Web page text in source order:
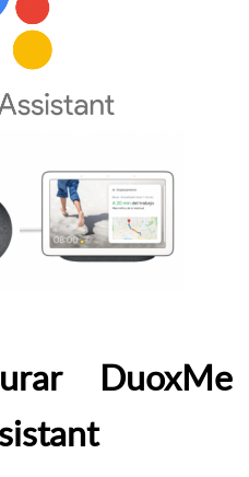
DuoxMe